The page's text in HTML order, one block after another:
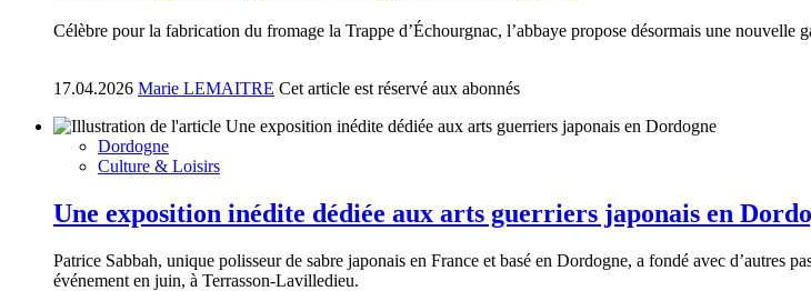
Célèbre pour la fabrication du fromage la Trappe d’Échourgnac, l’abbaye propose désormais une nouvelle
17.04.2026 Marie LEMAITRE Cet article est réservé aux abonnés
Dordogne
Culture & Loisirs
Une exposition inédite dédiée aux arts guerriers japonais en
Patrice Sabbah, unique polisseur de sabre japonais en France et basé en Dordogne, a fondé avec d’autres
événement en juin, à Terrasson-Lavilledieu.